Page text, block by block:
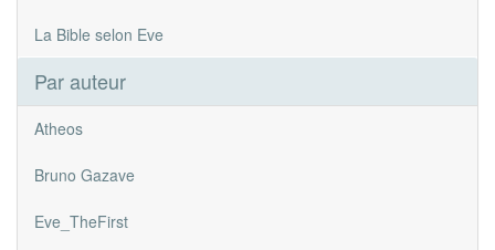
La Bible selon Eve
Par auteur
Atheos
Bruno Gazave
Eve_TheFirst